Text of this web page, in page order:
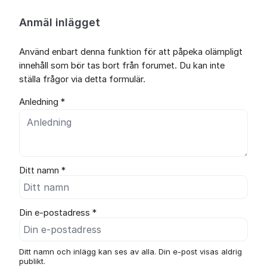
Anmäl inlägget
Använd enbart denna funktion för att påpeka olämpligt
innehåll som bör tas bort från forumet. Du kan inte
ställa frågor via detta formulär.
Anledning *
Ditt namn *
Din e-postadress *
Ditt namn och inlägg kan ses av alla. Din e-post visas aldrig
publikt.